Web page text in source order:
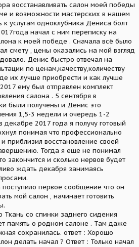
восстанавливать салон моей победы
и возможности мастерских в нашем
к услугам одноклубника Дениса болт
начал с ним переписку на
к моей победе . Сначала всё было
смету , цены оказались на мой взгляд
Денис быстро отвечал на
по ценам,качеству,количеству
их лучше приобрести и как лучше
ему был отправлен комплект
салона . 5 сентября в
были получены и Денис это
1,5-3 недели и очередь 1-2
декабре 2017 года я получу готовый
понимая что профессионально
приблизил восстановление своей
Тогда я еще не понимал
закончится и сколько нервов будет
ждать декабря занимаясь
первое сообщение что он
мой салон , начинает готовить
со спинки заднего сидения
память о родном салоне . Там даже
сохранилась. ответ : Хорошо
делать начал ? Ответ : Только начал